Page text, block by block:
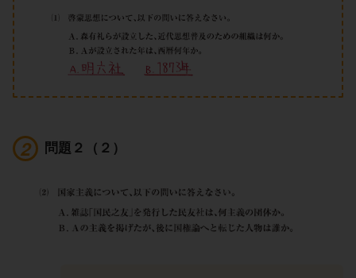
問題２（２）